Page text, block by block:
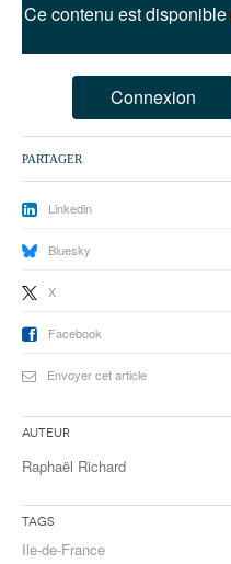
Marchés publics
92
95
Lire les résumés
Ce contenu est disponible
Connexion
PARTAGER
Linkedin
Bluesky
X
Facebook
Envoyer cet article
Auteur
Raphaël Richard
Tags
Ile-de-France